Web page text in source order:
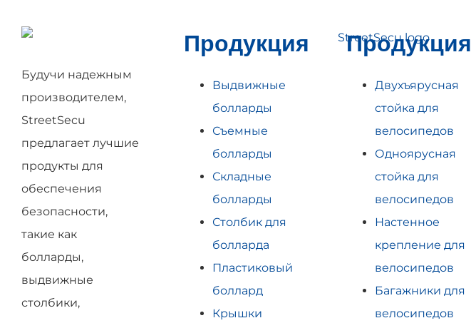
Будучи надежным
производителем,
StreetSecu
предлагает лучшие
продукты для
обеспечения
безопасности,
такие как
болларды,
выдвижные
столбики,
Продукция
Выдвижные
болларды
Съемные
болларды
Складные
болларды
Столбик для
болларда
Пластиковый
боллард
Крышки
Продукция
Двухъярусная
стойка для
велосипедов
Одноярусная
стойка для
велосипедов
Настенное
крепление для
велосипедов
Багажники для
велосипедов